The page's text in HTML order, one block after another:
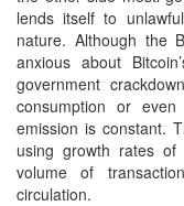
lends itself to
nature. Although the
anxious about
government
consumption or
emission is constant.
using growth rates of
volume of
circulation.